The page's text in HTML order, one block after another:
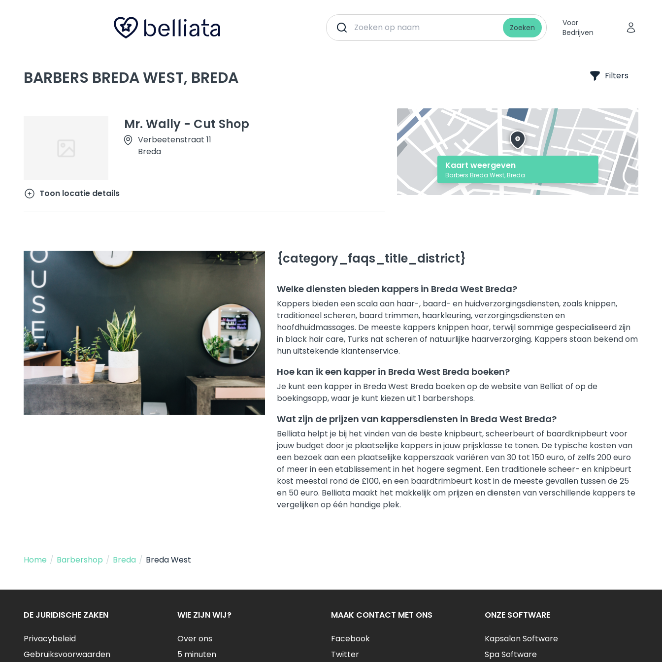
Zoeken
Voor
Bedrijven
BARBERS BREDA WEST, BREDA Filters
Mr. Wally - Cut Shop
Verbeetenstraat 11
Breda
Toon locatie details
Kaart weergeven
Barbers Breda West, Breda
{category_faqs_title_district}
Welke diensten bieden kappers in Breda West Breda?
Kappers bieden een scala aan haar-, baard- en huidverzorgingsdiensten, zoals knippen,
traditioneel scheren, baard trimmen, haarkleuring, verzorgingsdiensten en
hoofdhuidmassages. De meeste kappers knippen haar, terwijl sommige gespecialiseerd zijn
in black hair care, Turks nat scheren of natuurlijke haarverzorging. Kappers staan bekend om
hun uitstekende klantenservice.
Hoe kan ik een kapper in Breda West Breda boeken?
Je kunt een kapper in Breda West Breda boeken op de website van Belliat of op de
boekingsapp, waar je kunt kiezen uit 1 barbershops.
Wat zijn de prijzen van kappersdiensten in Breda West Breda?
Belliata helpt je bij het vinden van de beste knipbeurt, scheerbeurt of baardknipbeurt voor
jouw budget door je plaatselijke kappers in jouw prijsklasse te tonen. De typische kosten van
een bezoek aan een plaatselijke kapperszaak variëren van 30 tot 150 euro, of zelfs 200 euro
of meer in een etablissement in het hogere segment. Een traditionele scheer- en knipbeurt
kost meestal rond de £100, en een baardtrimbeurt kost in de meeste gevallen tussen de 25
en 50 euro. Belliata maakt het makkelijk om prijzen en diensten van verschillende kappers te
vergelijken op één handige plek.
Home / Barbershop / Breda / Breda West
DE JURIDISCHE ZAKEN
Privacybeleid
Gebruiksvoorwaarden
WIE ZIJN WIJ?
Over ons
5 minuten
MAAK CONTACT MET ONS
Facebook
Twitter
ONZE SOFTWARE
Kapsalon Software
Spa Software